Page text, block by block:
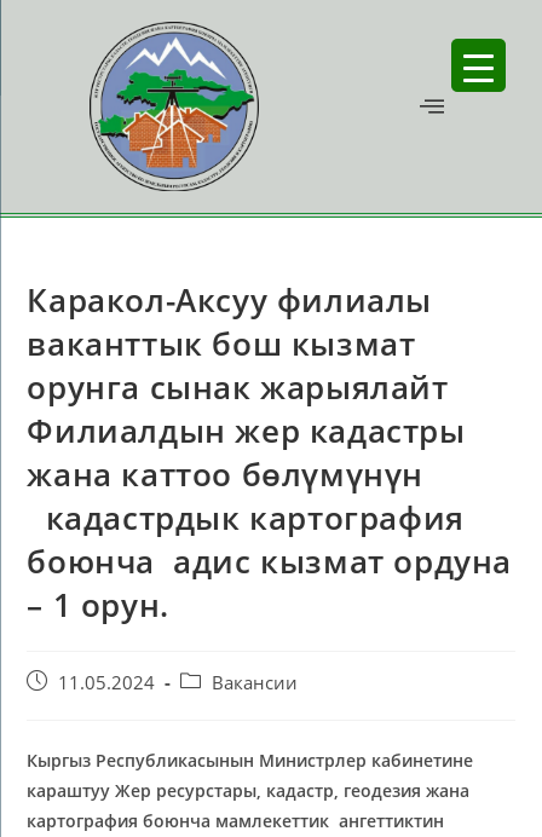
Каракол-Аксуу филиалы
ваканттык бош кызмат
орунга сынак жарыялайт
Филиалдын жер кадастры
жана каттоо бөлүмүнүн
кадастрдык картография
боюнча адис кызмат ордуна
– 1 орун.
11.05.2024 Вакансии
Кыргыз Республикасынын Министрлер кабинетине
караштуу Жер ресурстары, кадастр, геодезия жана
картография боюнча мамлекеттик ангеттиктин